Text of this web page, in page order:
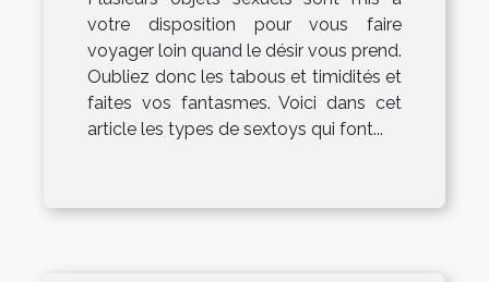
votre disposition pour vous faire
voyager loin quand le désir vous prend.
Oubliez donc les tabous et timidités et
faites vos fantasmes. Voici dans cet
article les types de sextoys qui font...